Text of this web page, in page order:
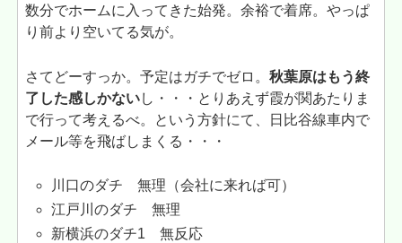
数分でホームに入ってきた始発。余裕で着席。やっぱ
り前より空いてる気が。
さてどーすっか。予定はガチでゼロ。秋葉原はもう終
了した感しかないし・・・とりあえず霞が関あたりま
で行って考えるべ。という方針にて、日比谷線車内で
メール等を飛ばしまくる・・・
川口のダチ 無理（会社に来れば可）
江戸川のダチ 無理
新横浜のダチ1 無反応